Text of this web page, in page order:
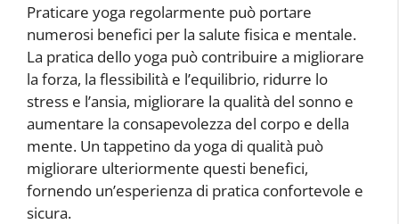
Praticare yoga regolarmente può portare
numerosi benefici per la salute fisica e mentale.
La pratica dello yoga può contribuire a migliorare
la forza, la flessibilità e l’equilibrio, ridurre lo
stress e l’ansia, migliorare la qualità del sonno e
aumentare la consapevolezza del corpo e della
mente. Un tappetino da yoga di qualità può
migliorare ulteriormente questi benefici,
fornendo un’esperienza di pratica confortevole e
sicura.